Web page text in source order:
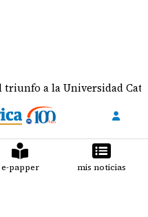
Universidad Católica
e-papper mis noticias